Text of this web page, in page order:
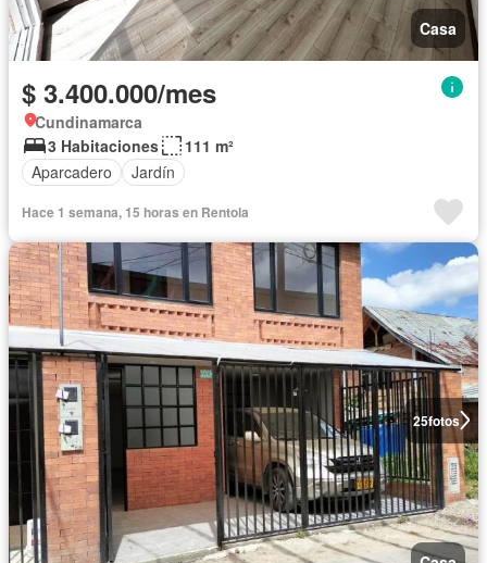
Casa
$ 3.400.000/mes
Cundinamarca
3 Habitaciones
111 m²
Aparcadero
Jardín
Hace 1 semana, 15 horas en Rentola
25fotos